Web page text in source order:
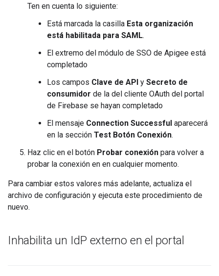
Ten en cuenta lo siguiente:
Está marcada la casilla Esta organización
está habilitada para SAML.
El extremo del módulo de SSO de Apigee está
completado
Los campos Clave de API y Secreto de
consumidor de la del cliente OAuth del portal
de Firebase se hayan completado
El mensaje Connection Successful aparecerá
en la sección Test Botón Conexión.
Haz clic en el botón Probar conexión para volver a
probar la conexión en en cualquier momento.
Para cambiar estos valores más adelante, actualiza el
archivo de configuración y ejecuta este procedimiento de
nuevo.
Inhabilita un IdP externo en el portal